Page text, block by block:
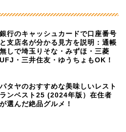
銀行のキャッシュカードで口座番号
と支店名が分かる見方を説明：通帳
無しで埼玉りそな・みずほ・三菱
UFJ・三井住友・ゆうちょもOK！
パタヤのおすすめな美味しいレスト
ランベスト25 (2024年版）在住者
が選んだ絶品グルメ！